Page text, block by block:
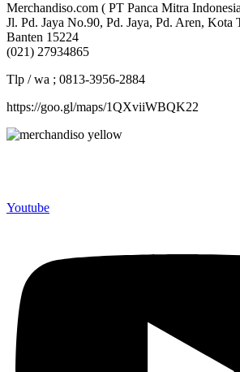
Merchandiso.com ( PT Panca Mitra
Jl. Pd. Jaya No.90, Pd. Jaya, Pd. Aren, Kota
Banten 15224
(021) 27934865
Tlp / wa ; 0813-3956-2884
https://goo.gl/maps/1QXviiWBQK22
Youtube